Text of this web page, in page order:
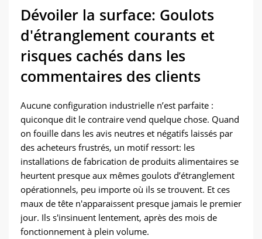
Dévoiler la surface: Goulots
d'étranglement courants et
risques cachés dans les
commentaires des clients
Aucune configuration industrielle n’est parfaite :
quiconque dit le contraire vend quelque chose. Quand
on fouille dans les avis neutres et négatifs laissés par
des acheteurs frustrés, un motif ressort: les
installations de fabrication de produits alimentaires se
heurtent presque aux mêmes goulots d’étranglement
opérationnels, peu importe où ils se trouvent. Et ces
maux de tête n'apparaissent presque jamais le premier
jour. Ils s'insinuent lentement, après des mois de
fonctionnement à plein volume.